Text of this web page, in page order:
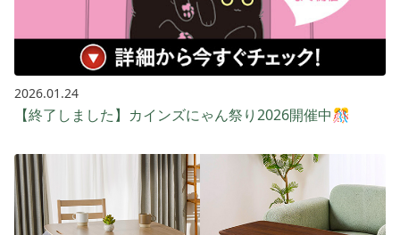
2026.01.24
【終了しました】カインズにゃん祭り2026開催中🎊